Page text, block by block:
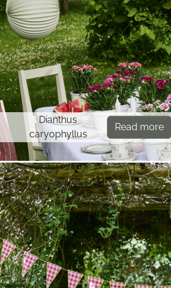
Dianthus
caryophyllus
Read more